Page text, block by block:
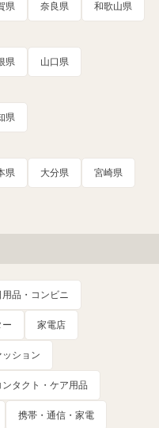
県 奈良県 和歌山県
県 山口県
県
県 大分県 宮崎県
品・コンビニ
ー 家電店
ッション
ンタクト・ケア用品
携帯・通信・家電